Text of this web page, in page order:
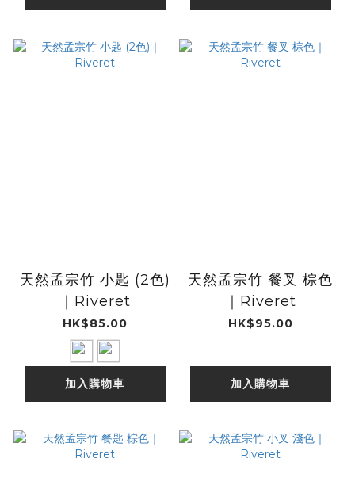
天然孟宗竹 小匙 (2色)
｜Riveret
HK$85.00
加入購物車
天然孟宗竹 餐叉 棕色
｜Riveret
HK$95.00
加入購物車